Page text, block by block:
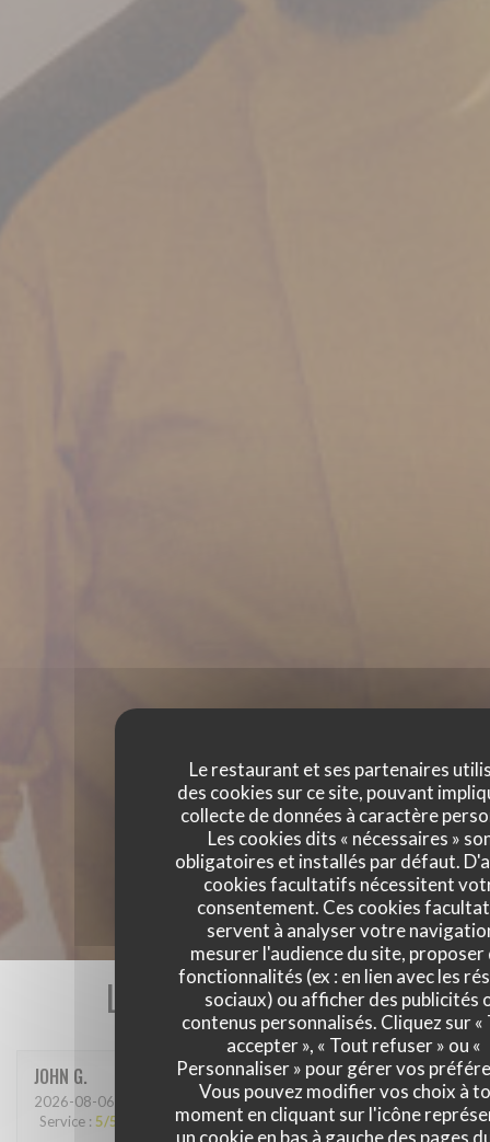
Le restaurant et ses partenaires
des cookies sur ce site, pouvant
collecte de données à caractère
Les cookies dits « nécessaires »
obligatoires et installés par défaut.
cookies facultatifs nécessitent
consentement. Ces cookies
servent à analyser votre
mesurer l'audience du site, proposer
fonctionnalités (ex : en lien avec les
sociaux) ou afficher des publicités
contenus personnalisés. Cliquez sur «
accepter », « Tout refuser » ou «
Personnaliser » pour gérer vos
Vous pouvez modifier vos choix à
moment en cliquant sur l'icône
un cookie en bas à gauche des pages
Les avis de nos clients
JOHN G
2026-08-06 - 12:30 - Couverts 3
Service : 5/5 Ambiance:5/5 Cuisine :5/5 Qualité / Prix:5/5